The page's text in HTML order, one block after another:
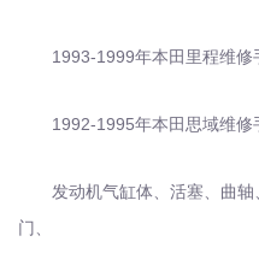
1993-1999年本田里程维修
1992-1995年本田思域维修
发动机气缸体、活塞、曲
门、